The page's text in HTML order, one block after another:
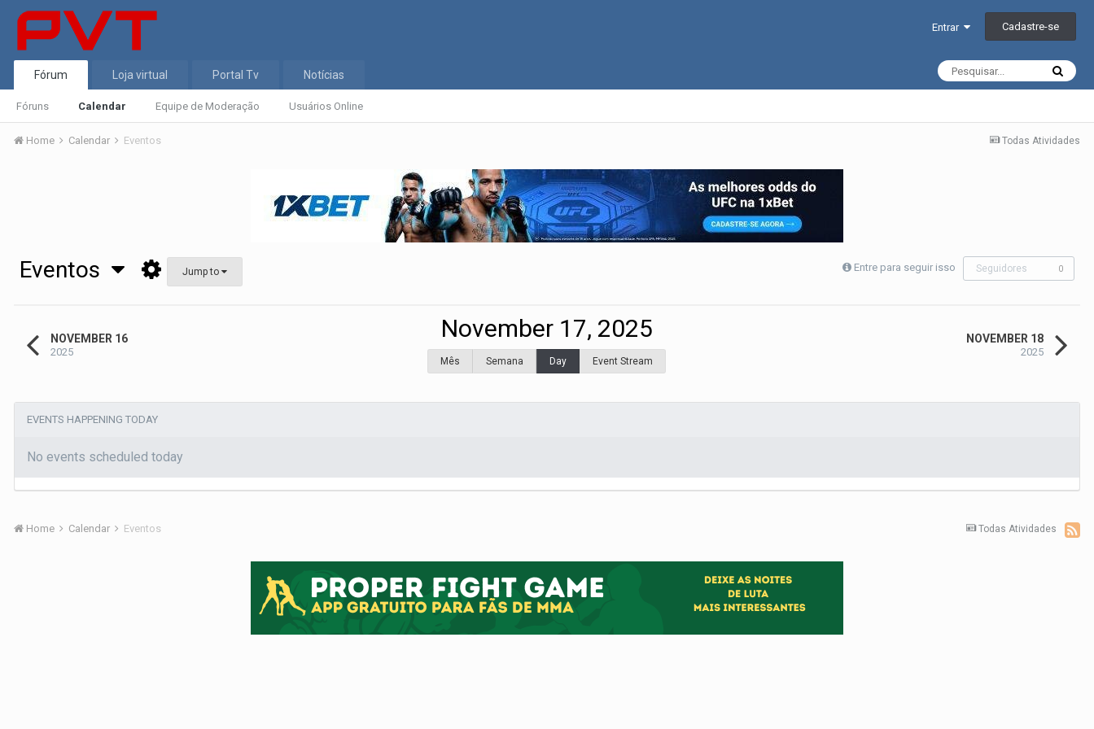
Entrar Cadastre-se
Fórum
Fóruns Calendar Equipe de Moderação Usuários Online
Loja virtual Portal Tv Notícias
Todas Atividades
Home Calendar Eventos
Entre para seguir isso Seguidores 0
Eventos Jump to
NOVEMBER 16
2025
November 17, 2025
Mês Semana Day Event Stream
NOVEMBER 18
2025
EVENTS HAPPENING TODAY
No events scheduled today
Todas Atividades
Home Calendar Eventos